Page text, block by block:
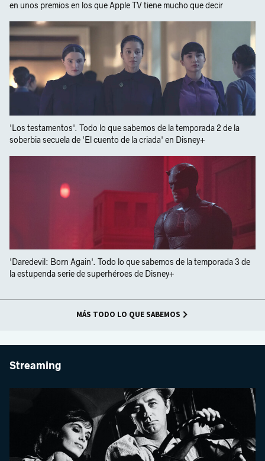
en unos premios en los que Apple TV tiene mucho que decir
'Los testamentos'. Todo lo que sabemos de la temporada 2 de la
soberbia secuela de 'El cuento de la criada' en Disney+
'Daredevil: Born Again'. Todo lo que sabemos de la temporada 3 de
la estupenda serie de superhéroes de Disney+
MÁS TODO LO QUE SABEMOS
Streaming